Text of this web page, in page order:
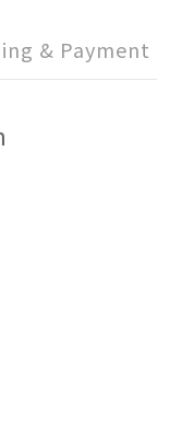
& Payment